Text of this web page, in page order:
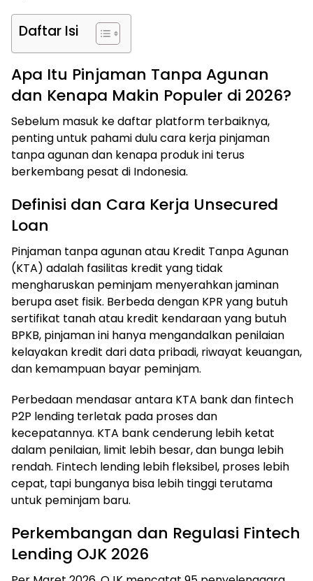
Daftar Isi
Apa Itu Pinjaman Tanpa Agunan
dan Kenapa Makin Populer di 2026?
Sebelum masuk ke daftar platform terbaiknya,
penting untuk pahami dulu cara kerja pinjaman
tanpa agunan dan kenapa produk ini terus
berkembang pesat di Indonesia.
Definisi dan Cara Kerja Unsecured
Loan
Pinjaman tanpa agunan atau Kredit Tanpa Agunan
(KTA) adalah fasilitas kredit yang tidak
mengharuskan peminjam menyerahkan jaminan
berupa aset fisik. Berbeda dengan KPR yang butuh
sertifikat tanah atau kredit kendaraan yang butuh
BPKB, pinjaman ini hanya mengandalkan penilaian
kelayakan kredit dari data pribadi, riwayat keuangan,
dan kemampuan bayar peminjam.
Perbedaan mendasar antara KTA bank dan fintech
P2P lending terletak pada proses dan
kecepatannya. KTA bank cenderung lebih ketat
dalam penilaian, limit lebih besar, dan bunga lebih
rendah. Fintech lending lebih fleksibel, proses lebih
cepat, tapi bunganya bisa lebih tinggi terutama
untuk peminjam baru.
Perkembangan dan Regulasi Fintech
Lending OJK 2026